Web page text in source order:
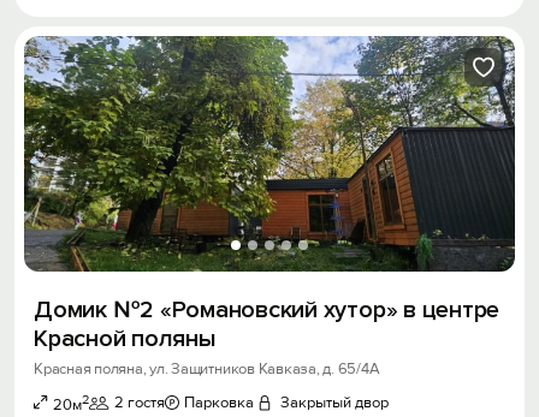
Домик №2 «Романовский хутор» в центре
Красной поляны
Красная поляна, ул. Защитников Кавказа, д. 65/4А
20м2 2 гостя Парковка Закрытый двор